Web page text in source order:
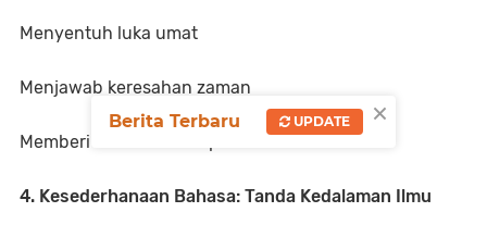
Menyentuh luka umat
Menjawab keresahan zaman
Memberi arah dan harapan
4. Kesederhanaan Bahasa: Tanda Kedalaman Ilmu
×
Berita Terbaru UPDATE